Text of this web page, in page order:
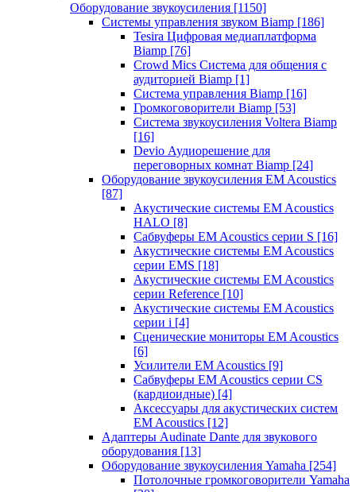
Оборудование звукоусиления [1150]
Системы управления звуком Biamp [186]
Tesira Цифровая медиаплатформа
Biamp [76]
Crowd Mics Система для общения с
аудиторией Biamp [1]
Система управления Biamp [16]
Громкоговорители Biamp [53]
Система звукоусиления Voltera Biamp
[16]
Devio Аудиорешение для
переговорных комнат Biamp [24]
Оборудование звукоусиления EM Acoustics
[87]
Акустические системы EM Acoustics
HALO [8]
Сабвуферы EM Acoustics серии S [16]
Акустические системы EM Acoustics
серии EMS [18]
Акустические системы EM Acoustics
серии Reference [10]
Акустические системы EM Acoustics
серии i [4]
Сценические мониторы EM Acoustics
[6]
Усилители EM Acoustics [9]
Сабвуферы EM Acoustics серии CS
(кардиоидные) [4]
Аксессуары для акустических систем
EM Acoustics [12]
Адаптеры Audinate Dante для звукового
оборудования [13]
Оборудование звукоусиления Yamaha [254]
Потолочные громкоговорители Yamaha